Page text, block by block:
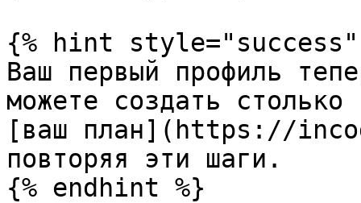
{% hint style="success"
Ваш первый профиль
можете создать
[ваш план](https://
повторяя эти шаги.
{% endhint %}